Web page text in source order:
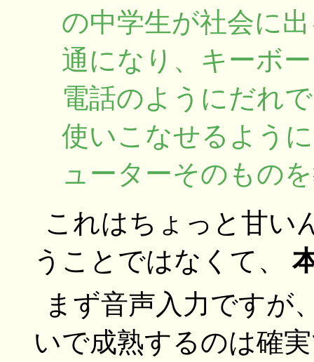
の中学生が社会に
通になり、キーボ
電話のようにだれ
使いこなせるよう
ューターそのもの
これはちょっと甘い
うことではなくて、
まず音声入力ですが
いで成熟するのは確